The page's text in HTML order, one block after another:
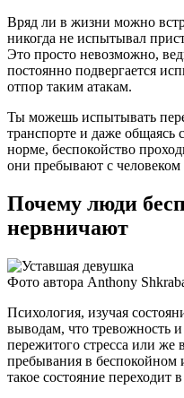
Вряд ли в жизни можно
никогда не испытывал
Это просто невозможно,
постоянно подвергается
отпор таким атакам.
Ты можешь испытывать
транспорте и даже
норме, беспокойство
они пребывают с человеком
Почему люди
нервничают
Фото автора Anthony
Психология, изучая
выводам, что тревожность
пережитого стресса или же
пребывания в беспокойном
такое состояние переходит